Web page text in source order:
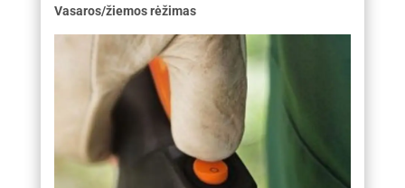
Vasaros/žiemos rėžimas